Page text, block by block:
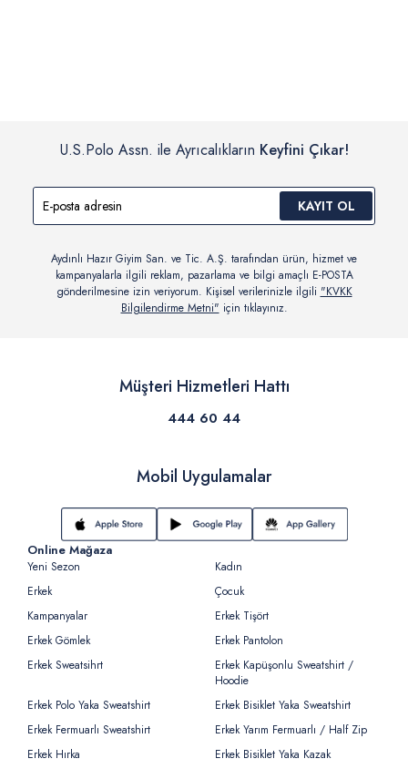
U.S.Polo Assn. ile Ayrıcalıkların Keyfini Çıkar!
KAYIT OL
Aydınlı Hazır Giyim San. ve Tic. A.Ş. tarafından ürün, hizmet ve
kampanyalarla ilgili reklam, pazarlama ve bilgi amaçlı E-POSTA
gönderilmesine izin veriyorum. Kişisel verilerinizle ilgili "KVKK
Bilgilendirme Metni" için tıklayınız.
Müşteri Hizmetleri Hattı
444 60 44
Mobil Uygulamalar
Online Mağaza
Yeni Sezon
Kadın
Erkek
Çocuk
Kampanyalar
Erkek Tişört
Erkek Gömlek
Erkek Pantolon
Erkek Sweatsihrt
Erkek Kapüşonlu Sweatshirt /
Hoodie
Erkek Polo Yaka Sweatshirt
Erkek Bisiklet Yaka Sweatshirt
Erkek Fermuarlı Sweatshirt
Erkek Yarım Fermuarlı / Half Zip
Erkek Hırka
Erkek Bisiklet Yaka Kazak